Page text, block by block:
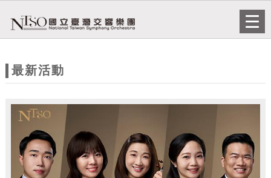
站
題
最新活動